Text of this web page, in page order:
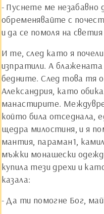
- Пуснете ме незабавно
обременявайте с
и да се помоля на
И те, след като я
изпратили. А
бедните. След това тя
Александрия, като
манастирите.
който била отседнала,
щедра милостиня, и я
мантия, параман1,
мъжки монашески
купила тези дрехи и
казала:
- Да ти помогне Бог,